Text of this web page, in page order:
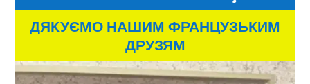
ДЯКУЄМО НАШИМ ФРАНЦУЗЬКИМ
ДРУЗЯМ